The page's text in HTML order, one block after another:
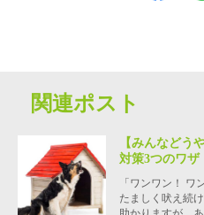
関連ポスト
【みんなどう
対策3つのワザ
「ワンワン！ ワ
たましく吠え続